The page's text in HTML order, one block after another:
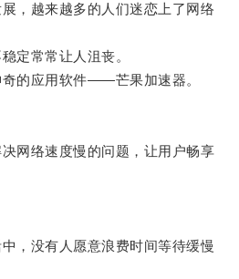
越来越多的人们迷恋上了网络
常常让人沮丧。
的应用软件——芒果加速器。
络速度慢的问题，让用户畅享
没有人愿意浪费时间等待缓慢